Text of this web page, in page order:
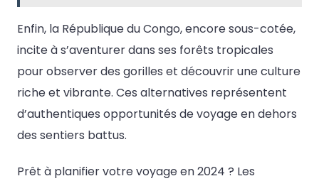
Enfin, la République du Congo, encore sous-cotée,
incite à s’aventurer dans ses forêts tropicales
pour observer des gorilles et découvrir une culture
riche et vibrante. Ces alternatives représentent
d’authentiques opportunités de voyage en dehors
des sentiers battus.
Prêt à planifier votre voyage en 2024 ? Les